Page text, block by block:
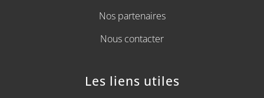
Nos partenaires
Nous contacter
Les liens utiles